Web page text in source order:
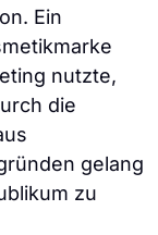
Ein
nutzte,
die
gelang
zu